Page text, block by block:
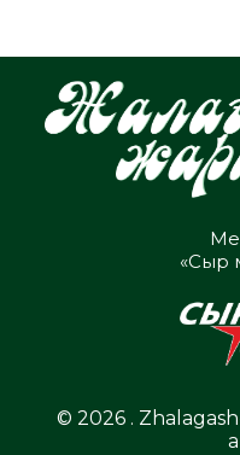
«Сыр
© 2026 .